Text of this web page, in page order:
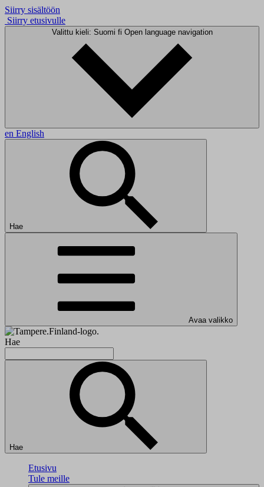
Siirry sisältöön
Siirry etusivulle
Valittu kieli: Suomi fi Open language navigation
en English
Hae
Avaa valikko
Hae
Hae
Etusivu
Tule meille